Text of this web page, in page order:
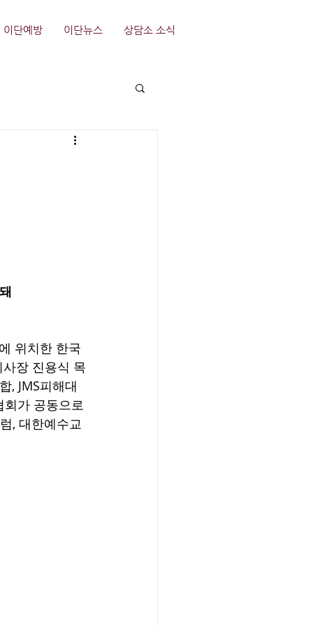
이단예방 이단뉴스 상담소 소식
위치한 한국
장 진용식 목
, JMS피해대
회가 공동으로
, 대한예수교